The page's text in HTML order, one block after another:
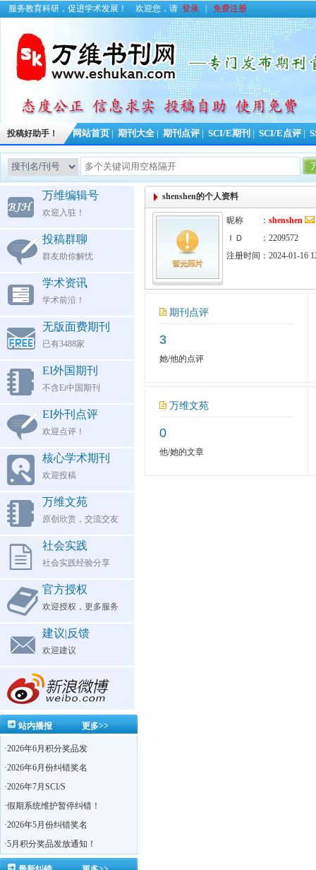
服务教育科研，促进学术发展！ 欢迎您，请 登录 免费注册
投稿好助手！ 网站首页 期刊大全 期刊点评 SCI/E期刊 SCI/E点评
万维编辑号
欢迎入驻！
投稿群聊
群友助你解忧
学术资讯
学术前沿！
无版面费期刊
已有3488家
EI外国期刊
不含Ei中国期刊
EI外刊点评
欢迎点评！
核心学术期刊
欢迎投稿
万维文苑
原创欣赏，交流交友
社会实践
社会实践经验分享
官方授权
欢迎授权，更多服务
建议|反馈
欢迎建议
更多>>
站内播报
·2026年6月积分奖品发
·2026年6月份纠错奖名
·2026年7月SCI/S
·假期系统维护暂停纠错！
·2026年5月份纠错奖名
·5月积分奖品发放通知！
shenshen的个人资料
昵称 ： shenshen
ＩＤ ：2209572
注册时间：2024-01-16
期刊点评
3
她/他的点评
万维文苑
0
他/她的文章